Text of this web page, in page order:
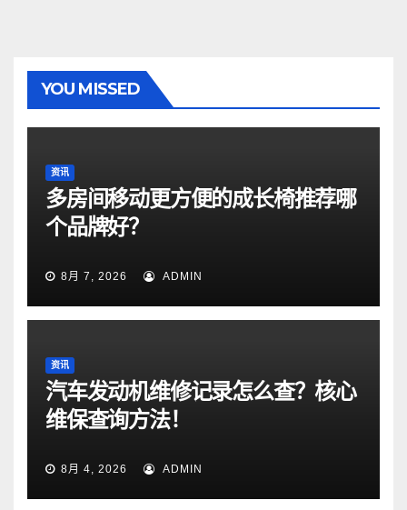
YOU MISSED
资讯
多房间移动更方便的成长椅推荐哪
个品牌好？
8月 7, 2026 ADMIN
资讯
汽车发动机维修记录怎么查？核心
维保查询方法！
8月 4, 2026 ADMIN